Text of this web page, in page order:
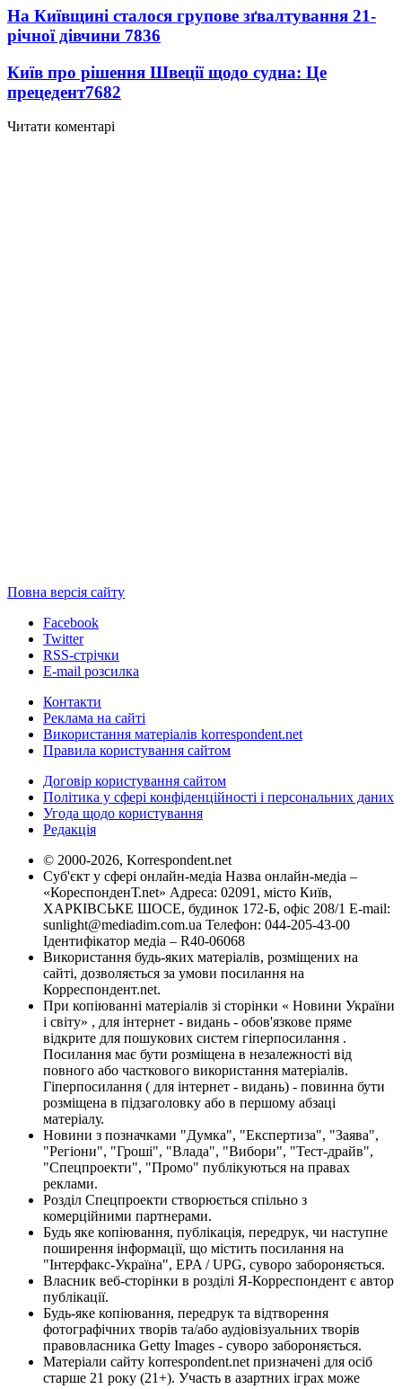
На Київщині сталося групове зґвалтування 21-
річної дівчини 7836
Київ про рішення Швеції щодо судна: Це
прецедент7682
Читати коментарі
Повна версія сайту
Facebook
Twitter
RSS-стрічки
E-mail розсилка
Контакти
Реклама на сайті
Використання матеріалів korrespondent.net
Правила користування сайтом
Договір користування сайтом
Політика у сфері конфіденційності і персональних даних
Угода щодо користування
Редакція
© 2000-2026, Korrespondent.net
Суб'єкт у сфері онлайн-медіа Назва онлайн-медіа –
«КореспонденТ.net» Адреса: 02091, місто Київ,
ХАРКІВСЬКЕ ШОСЕ, будинок 172-Б, офіс 208/1 E-mail:
sunlight@mediadim.com.ua Телефон: 044-205-43-00
Ідентифікатор медіа – R40-06068
Використання будь-яких матеріалів, розміщених на
сайті, дозволяється за умови посилання на
Корреспондент.net.
При копіюванні матеріалів зі сторінки « Новини України
і світу» , для інтернет - видань - обов'язкове пряме
відкрите для пошукових систем гіперпосилання .
Посилання має бути розміщена в незалежності від
повного або часткового використання матеріалів.
Гіперпосилання ( для інтернет - видань) - повинна бути
розміщена в підзаголовку або в першому абзаці
матеріалу.
Новини з позначками "Думка", "Експертиза", "Заява",
"Регіони", "Гроші", "Влада", "Вибори", "Тест-драйв",
"Спецпроекти", "Промо" публікуються на правах
реклами.
Розділ Спецпроекти створюється спільно з
комерційними партнерами.
Будь яке копіювання, публікація, передрук, чи наступне
поширення інформації, що містить посилання на
"Інтерфакс-Україна", EPA / UPG, суворо забороняється.
Власник веб-сторінки в розділі Я-Корреспондент є автор
публікації.
Будь-яке копіювання, передрук та відтворення
фотографічних творів та/або аудіовізуальних творів
правовласника Getty Images - суворо забороняється.
Матеріали сайту korrespondent.net призначені для осіб
старше 21 року (21+). Участь в азартних іграх може